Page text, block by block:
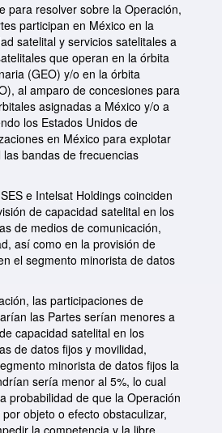
para resolver sobre la Operación,
participan en México en la
satelital y servicios satelitales a
que operan en la órbita
(GEO) y/o en la órbita
al amparo de concesiones para
asignadas a México y/o a
los Estados Unidos de
en México para explotar
bandas de frecuencias
e Intelsat Holdings coinciden
de capacidad satelital en los
de medios de comunicación,
así como en la provisión de
el segmento minorista de datos
las participaciones de
las Partes serían menores a
capacidad satelital en los
de datos fijos y movilidad,
minorista de datos fijos la
sería menor al 5%, lo cual
probabilidad de que la Operación
objeto o efecto obstaculizar,
la competencia y la libre